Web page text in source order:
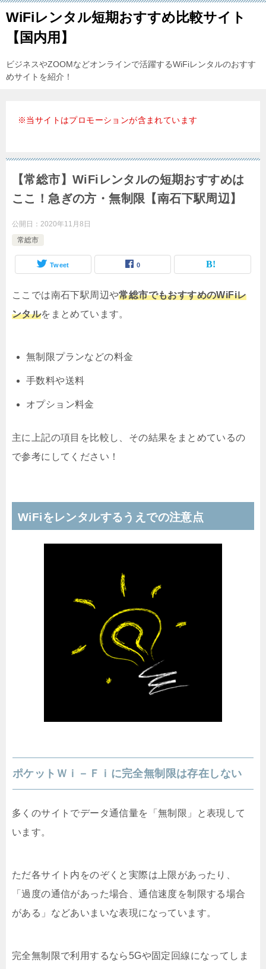
WiFiレンタル短期おすすめ比較サイト
【国内用】
ビジネスやZOOMなどオンラインで活躍するWiFiレンタルのおすす
めサイトを紹介！
※当サイトはプロモーションが含まれています
【常総市】WiFiレンタルの短期おすすめは
ここ！急ぎの方・無制限【南石下駅周辺】
公開日： 2020年11月8日
常総市
Tweet 0
ここでは南石下駅周辺や常総市でもおすすめのWiFiレ
ンタルをまとめています。
無制限プランなどの料金
手数料や送料
オプション料金
主に上記の項目を比較し、その結果をまとめているの
で参考にしてください！
WiFiをレンタルするうえでの注意点
ポケットＷｉ－Ｆｉに完全無制限は存在しない
多くのサイトでデータ通信量を「無制限」と表現して
います。
ただ各サイト内をのぞくと実際は上限があったり、
「過度の通信があった場合、通信速度を制限する場合
がある」などあいまいな表現になっています。
完全無制限で利用するなら5Gや固定回線になってしま